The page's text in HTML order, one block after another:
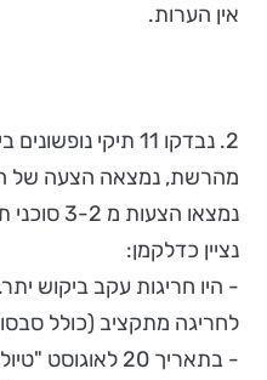
אין הערות.
2. נבדקו 11 תיקי
מהרשת, נמצאה הצעה של
נמצאו
נציין כדלקמן:
- היו חריגות עקב ביקוש
לחריגה מתקציב (כולל
- בתאריך 20